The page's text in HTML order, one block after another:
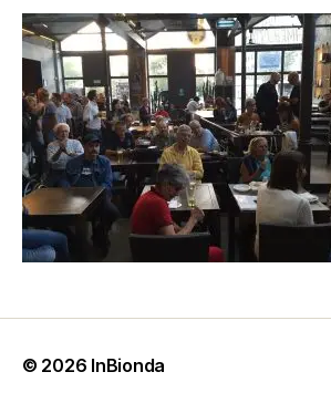
© 2026 InBionda